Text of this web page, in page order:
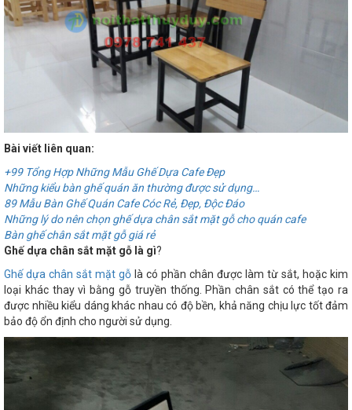
Bài viết liên quan:
+99 Tổng Hợp Những Mẫu Ghế Dựa Cafe Đẹp
Những kiểu bàn ghế quán ăn thường được sử dụng…
89 Mẫu Bàn Ghế Quán Cafe Cóc Rẻ, Đẹp, Độc Đáo
Những lý do nên chọn ghế dựa chân sắt mặt gỗ cho quán cafe
Bàn ghế chân sắt mặt gỗ giá rẻ
Ghế dựa chân sắt mặt gỗ là gì?
Ghế dựa chân sắt mặt gỗ là có phần chân được làm từ sắt, hoặc kim
loại khác thay vì bằng gỗ truyền thống. Phần chân sắt có thể tạo ra
được nhiều kiểu dáng khác nhau có độ bền, khả năng chịu lực tốt đảm
bảo độ ổn định cho người sử dụng.